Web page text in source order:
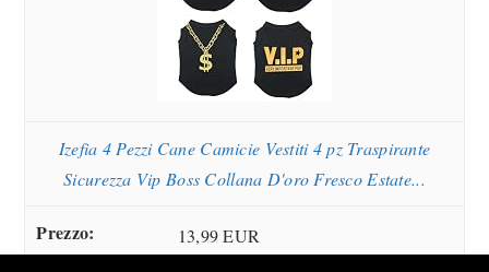
Izefia 4 Pezzi Cane Camicie Vestiti 4 pz Traspirante
Sicurezza Vip Boss Collana D'oro Fresco Estate...
13,99 EUR